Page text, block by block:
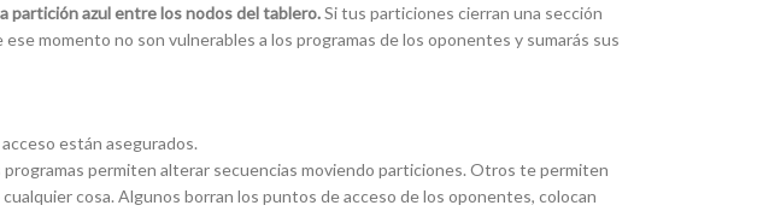
partición azul entre los nodos del tablero.Si tus particiones cierran una sección
momento no son vulnerables a los programas de los oponentes y sumarás sus
están asegurados.
programas permiten alterar secuencias moviendo particiones. Otros te permiten
cosa. Algunos borran los puntos de acceso de los oponentes, colocan